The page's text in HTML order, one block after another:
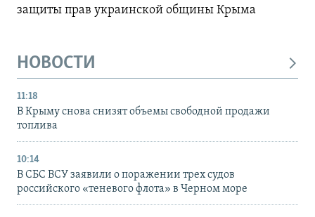
защиты прав украинской общины Крыма
НОВОСТИ
11:18
В Крыму снова снизят объемы свободной продажи
топлива
10:14
В СБС ВСУ заявили о поражении трех судов
российского «теневого флота» в Черном море